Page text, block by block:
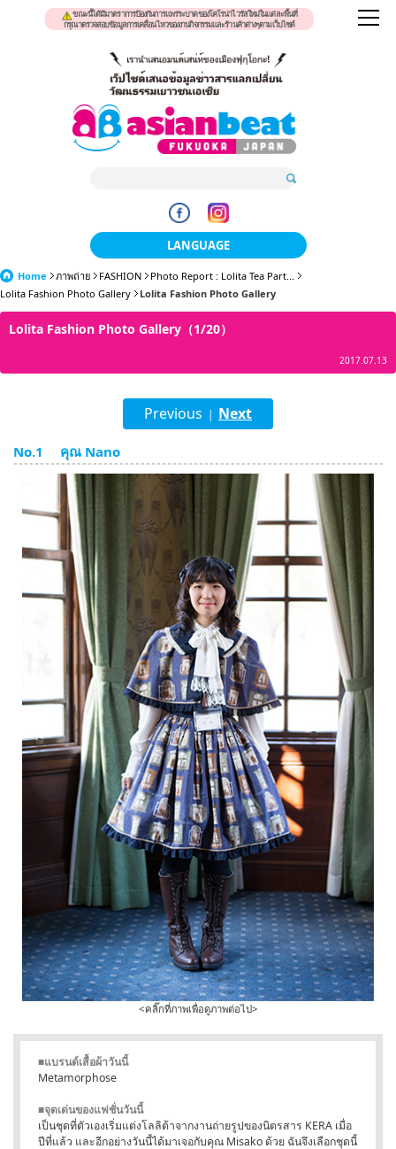
ขณะนี้ได้มีมาตราการป้องกันการแพร่ระบาดของโคโรน่าไวรัสใหม่ในแต่ละพื้นที่
กรุณาตรวจสอบข้อมูลการเคลื่อนไหวของงานกิจกรรมและร้านค้าต่างๆตามเว็บไซต์
LANGUAGE
日本語
한국어
English
Bahasa Indonesia
Home ภาพถ่าย FASHION
Photo Report : Lolita Tea Part...
Lolita Fashion Photo Gallery
Lolita Fashion Photo Gallery
Lolita Fashion Photo Gallery（1/20）
2017.07.13
Previous | Next
No.1 คุณ Nano
<คลิ๊กที่ภาพเพื่อดูภาพต่อไป>
■แบรนด์เสื้อผ้าวันนี้
Metamorphose
■จุดเด่นของแฟชั่นวันนี้
เป็นชุดที่ตัวเองเริ่มแต่งโลลิต้าจากงานถ่ายรูปของนิตรสาร KERA เมื่อ
ปีที่แล้ว และอีกอย่างวันนี้ได้มาเจอกับคุณ Misako ด้วย ฉันจึงเลือกชุดนี้